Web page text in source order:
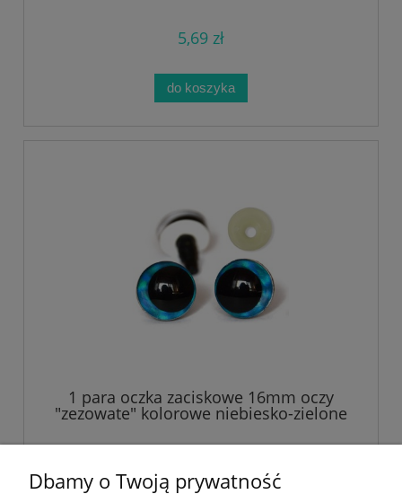
5,69 zł
do koszyka
1 para oczka zaciskowe 16mm oczy
"zezowate" kolorowe niebiesko-zielone
Dbamy o Twoją prywatność